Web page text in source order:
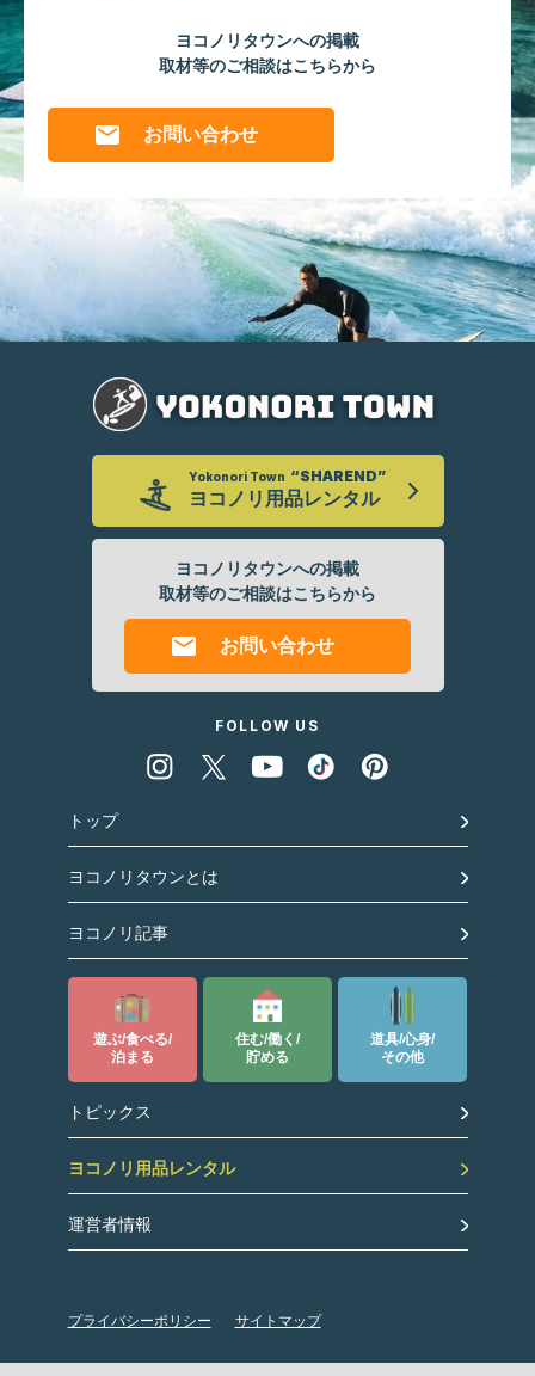
ヨコノリタウンへの掲載
取材等のご相談はこちらから
お問い合わせ
Yokonori Town “SHAREND”
ヨコノリ 用品レンタル
ヨコノリタウンへの掲載
取材等のご相談はこちらから
お問い合わせ
FOLLOW US
プライバシーポリシー サイトマップ
トップ
ヨコノリタウンとは
ヨコノリ記事
遊ぶ/食べる/
泊まる
住む/働く/
貯める
道具/心身/
その他
トピックス
ヨコノリ用品レンタル
運営者情報